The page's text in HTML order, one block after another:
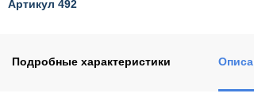
моментом
Артикул 492
Подробные характеристики